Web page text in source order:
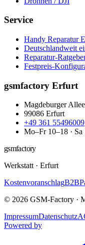
Service
Handy Reparatur
Deutschlandweit
Reparatur-
Festpreis-
gsmfactory Erfurt
Magdeburger
99086 Erfurt
+49 361 55496009
Mo–Fr 10–18 ·
gsmfactory
Werkstatt · Erfurt
KostenvoranschlagB2B
© 2026 GSM-Factory ·
ImpressumDatenschutz
Powered by